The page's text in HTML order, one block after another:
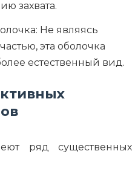
захвата.
Не являясь
эта оболочка
естественный вид.
ряд существенных